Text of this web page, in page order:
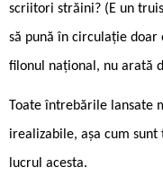
scriitori străini? (E un
să pună în circulație
filonul național, nu arată
Toate întrebările lansate
irea­lizabile, așa cum
lucrul acesta.